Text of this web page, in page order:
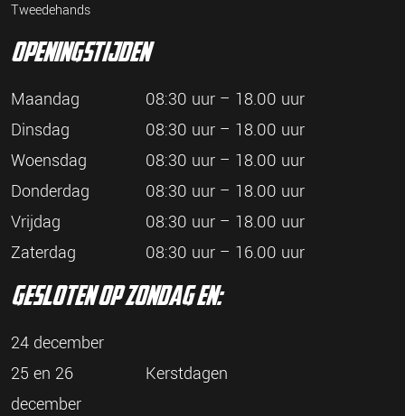
Tweedehands
openingstijden
Maandag
08:30 uur – 18.00 uur
Dinsdag
08:30 uur – 18.00 uur
Woensdag
08:30 uur – 18.00 uur
Donderdag
08:30 uur – 18.00 uur
Vrijdag
08:30 uur – 18.00 uur
Zaterdag
08:30 uur – 16.00 uur
gesloten op zondag en:
24 december
25 en 26
december
Kerstdagen